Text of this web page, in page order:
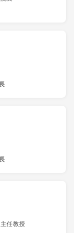
任教授